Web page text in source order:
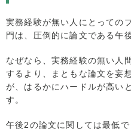
実務経験が無い人にとっての
門は、圧倒的に論文である午
なぜなら、実務経験の無い人
するより、まともな論文を妄
が、はるかにハードルが高い
す。
午後2の論文に関しては最低